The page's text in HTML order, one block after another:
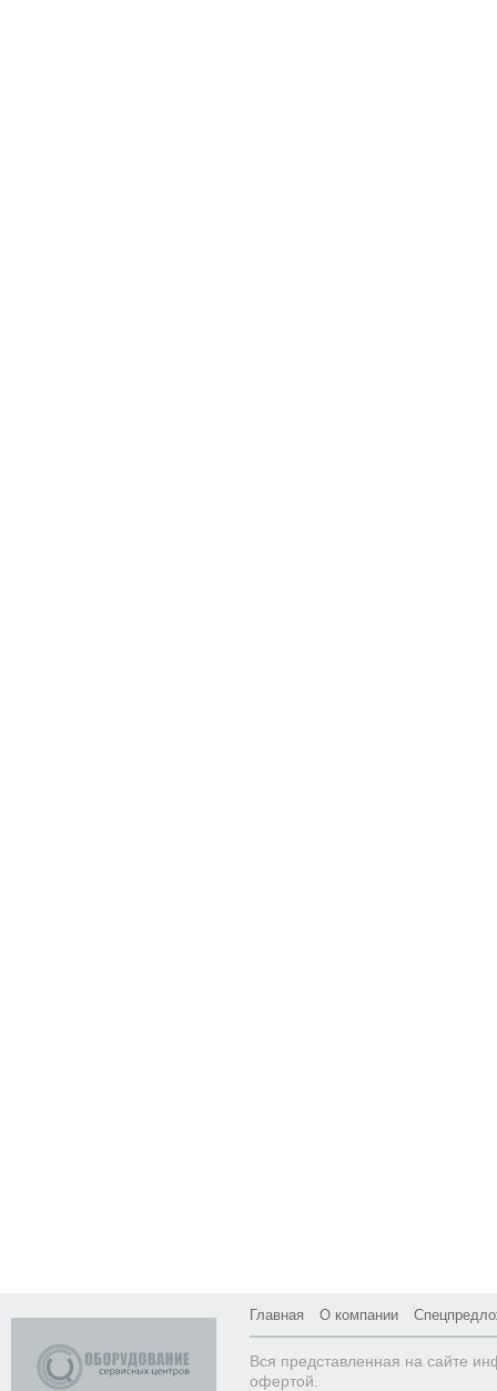
Главная О компании
Вся представленная на сайте
офертой.